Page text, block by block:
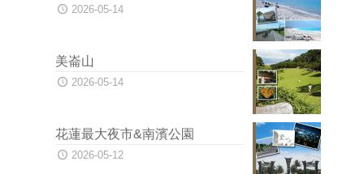
2026-05-14
美崙山
2026-05-14
花蓮最大夜市&南濱公園
2026-05-12